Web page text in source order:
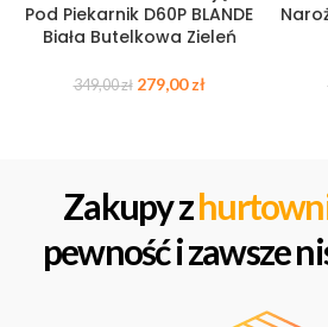
Pod Piekarnik D60P BLANDE
Biała Butelkowa Zieleń
349,00zł 279,00zł
Zakupy z
pewność i zawsze